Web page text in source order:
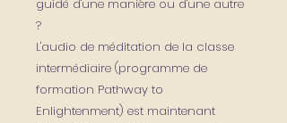
guidé d'une manière ou d'une autre
?
L'audio de méditation de la classe
intermédiaire (programme de
formation Pathway to
Enlightenment) est maintenant